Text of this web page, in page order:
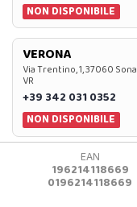
NON DISPONIBILE
VERONA
Via Trentino, 1, 37060 Sona
VR
+39 342 031 0352
NON DISPONIBILE
EAN
196214118669
0196214118669